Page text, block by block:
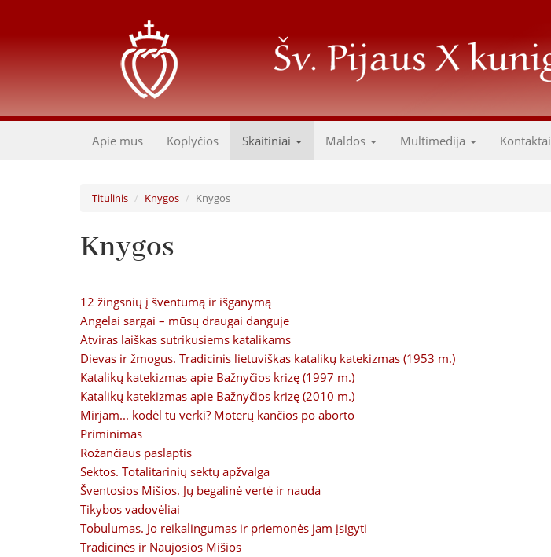
Apie mus Koplyčios Skaitiniai Maldos Multimedija Kontaktai
Titulinis Knygos Knygos
Knygos
12 žingsnių į šventumą ir išganymą
Angelai sargai – mūsų draugai danguje
Atviras laiškas sutrikusiems katalikams
Dievas ir žmogus. Tradicinis lietuviškas katalikų katekizmas (1953 m.)
Katalikų katekizmas apie Bažnyčios krizę (1997 m.)
Katalikų katekizmas apie Bažnyčios krizę (2010 m.)
Mirjam... kodėl tu verki? Moterų kančios po aborto
Priminimas
Rožančiaus paslaptis
Sektos. Totalitarinių sektų apžvalga
Šventosios Mišios. Jų begalinė vertė ir nauda
Tikybos vadovėliai
Tobulumas. Jo reikalingumas ir priemonės jam įsigyti
Tradicinės ir Naujosios Mišios